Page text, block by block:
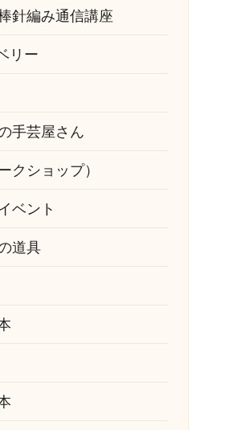
針編み通信講座
リー
手芸屋さん
クショップ）
ベント
道具